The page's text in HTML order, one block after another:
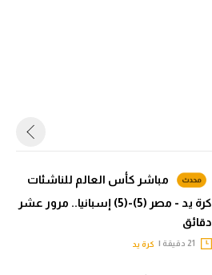
مباشر كأس العالم للناشئات
كرة يد - مصر (5)-(5) إسبانيا.. مرور عشر
دقائق
كرة يد